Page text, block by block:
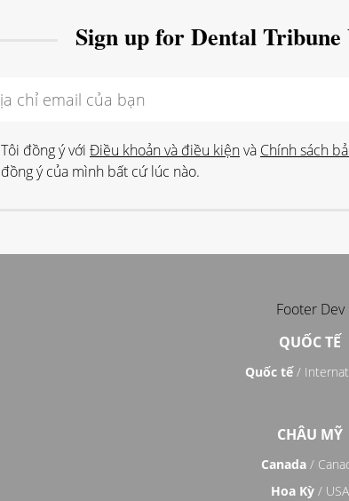
Sign up for Dental
Tôi đồng ý với Điều khoản và điều kiệnvà Chính sách
đồng ý của mình bất cứ lúc nào.
Footer Dev
QUỐC TẾ
Quốc tế/
CHÂU MỸ
Canada/
Hoa Kỳ/ USA